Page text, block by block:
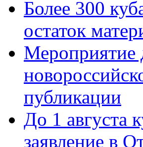
Более 300
остаток
Мероприятие
публикации
До 1 августа
заявление в